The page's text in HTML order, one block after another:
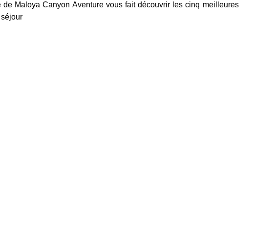
Maloya Canyon Aventure vous fait découvrir les cinq meilleures